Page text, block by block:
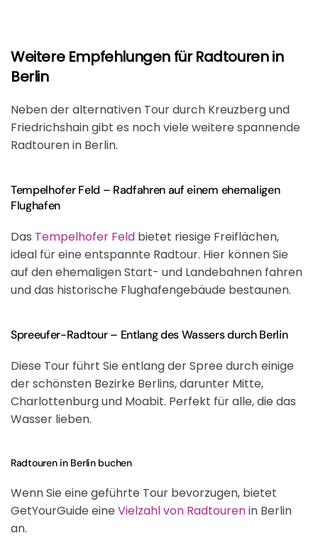
Weitere Empfehlungen für Radtouren in
Berlin
Neben der alternativen Tour durch Kreuzberg und
Friedrichshain gibt es noch viele weitere spannende
Radtouren in Berlin.
Tempelhofer Feld – Radfahren auf einem ehemaligen
Flughafen
Das Tempelhofer Feld bietet riesige Freiflächen,
ideal für eine entspannte Radtour. Hier können Sie
auf den ehemaligen Start- und Landebahnen fahren
und das historische Flughafengebäude bestaunen.
Spreeufer-Radtour – Entlang des Wassers durch Berlin
Diese Tour führt Sie entlang der Spree durch einige
der schönsten Bezirke Berlins, darunter Mitte,
Charlottenburg und Moabit. Perfekt für alle, die das
Wasser lieben.
Radtouren in Berlin buchen
Wenn Sie eine geführte Tour bevorzugen, bietet
GetYourGuide eine Vielzahl von Radtourenin Berlin
an.